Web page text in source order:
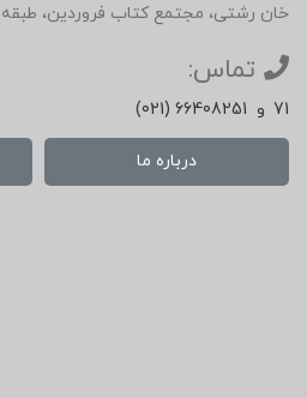
خان رشتی، مجتمع کتاب فروردین، طبقه
تماس:
(021) 66408251 و 71
درباره ما